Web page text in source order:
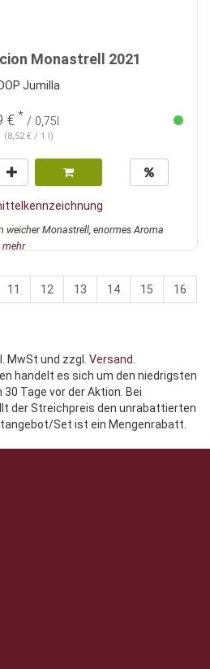
Monastrell 2021
DOP Jumilla
€ * / 0,75l
(8,52 € / 1 l)
weicher Monastrell, enormes Aroma
mehr
11 12 13 14 15 16
MwSt und zzgl. Versand.
handelt es sich um den niedrigsten
Tage vor der Aktion. Bei
der Streichpreis den unrabattierten
Set ist ein Mengenrabatt.